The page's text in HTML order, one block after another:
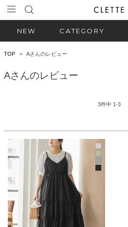
NEW CATEGORY
TOP Aさんのレビュー
Aさんのレビュー
3件中 1-3